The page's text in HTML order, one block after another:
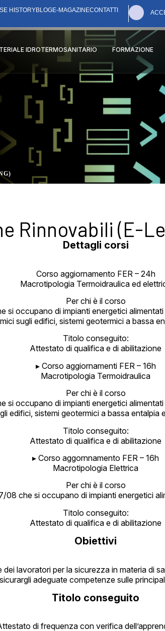
HISTORYBLOGE-MAGAZINECONTATTI
IDROTERMOSANITARIO FORMAZIONE
Rinnovabili (E-
Dettagli corsi
Corso aggiornamento FER – 24h
Macrotipologia Termoidraulica ed
Per chi è il corso
si occupano di impianti energetici
sugli edifici, sistemi geotermici a bassa
Titolo conseguito:
Attestato di qualifica e di abilitazione
▸ Corso aggiornamenti FER – 16h
Macrotipologia Termoidraulica
Per chi è il corso
si occupano di impianti energetici
edifici, sistemi geotermici a bassa entalpia
Titolo conseguito:
Attestato di qualifica e di abilitazione
▸ Corso aggornnamento FER – 16h
Macrotipologia Elettrica
Per chi è il corso
08 che si occupano di impianti energetici
Titolo conseguito:
Attestato di qualifica e di abilitazione
Obiettivi
lavoratori per la sicurezza in materia di
adeguate competenze sulle
Titolo conseguito
di frequenza con verifica